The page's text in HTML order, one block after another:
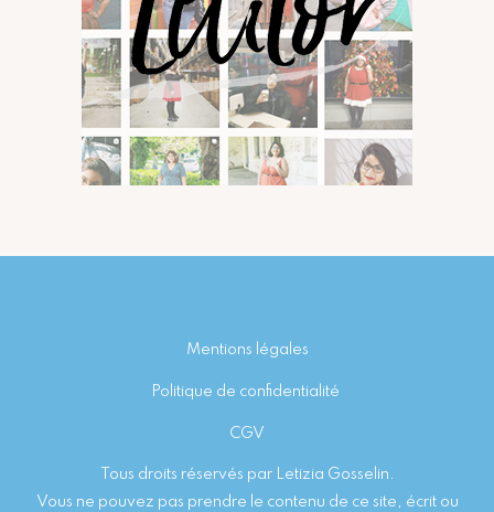
Mentions légales
Politique de confidentialité
CGV
Tous droits réservés par Letizia Gosselin.
Vous ne pouvez pas prendre le contenu de ce site, écrit ou